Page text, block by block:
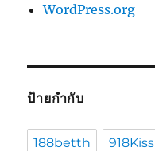
WordPress.org
ป้ายกำกับ
188betth 918Kiss